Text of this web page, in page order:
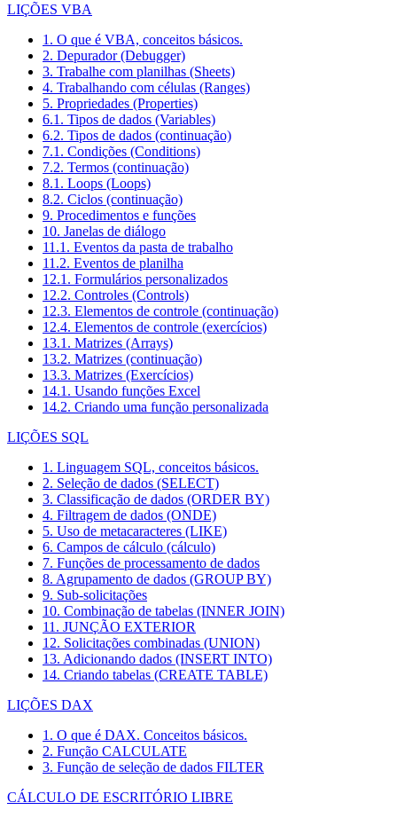
LIÇÕES VBA
1. O que é VBA, conceitos básicos.
2. Depurador (Debugger)
3. Trabalhe com planilhas (Sheets)
4. Trabalhando com células (Ranges)
5. Propriedades (Properties)
6.1. Tipos de dados (Variables)
6.2. Tipos de dados (continuação)
7.1. Condições (Conditions)
7.2. Termos (continuação)
8.1. Loops (Loops)
8.2. Ciclos (continuação)
9. Procedimentos e funções
10. Janelas de diálogo
11.1. Eventos da pasta de trabalho
11.2. Eventos de planilha
12.1. Formulários personalizados
12.2. Controles (Controls)
12.3. Elementos de controle (continuação)
12.4. Elementos de controle (exercícios)
13.1. Matrizes (Arrays)
13.2. Matrizes (continuação)
13.3. Matrizes (Exercícios)
14.1. Usando funções Excel
14.2. Criando uma função personalizada
LIÇÕES SQL
1. Linguagem SQL, conceitos básicos.
2. Seleção de dados (SELECT)
3. Classificação de dados (ORDER BY)
4. Filtragem de dados (ONDE)
5. Uso de metacaracteres (LIKE)
6. Campos de cálculo (cálculo)
7. Funções de processamento de dados
8. Agrupamento de dados (GROUP BY)
9. Sub-solicitações
10. Combinação de tabelas (INNER JOIN)
11. JUNÇÃO EXTERIOR
12. Solicitações combinadas (UNION)
13. Adicionando dados (INSERT INTO)
14. Criando tabelas (CREATE TABLE)
LIÇÕES DAX
1. O que é DAX. Conceitos básicos.
2. Função CALCULATE
3. Função de seleção de dados FILTER
CÁLCULO DE ESCRITÓRIO LIBRE